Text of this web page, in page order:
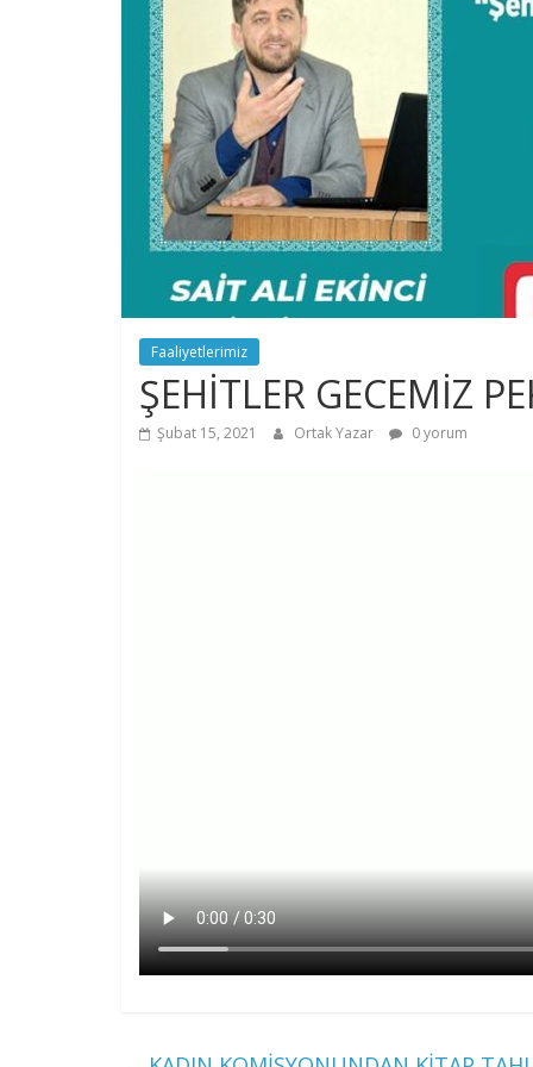
Faaliyetlerimiz
ŞEHİTLER GECEMİZ
Şubat 15, 2021 Ortak Yazar 0 yorum